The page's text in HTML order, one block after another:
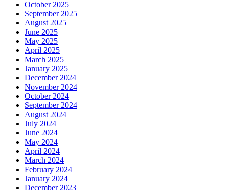
October 2025
September 2025
August 2025
June 2025
May 2025
April 2025
March 2025
January 2025
December 2024
November 2024
October 2024
September 2024
August 2024
July 2024
June 2024
May 2024
April 2024
March 2024
February 2024
January 2024
December 2023